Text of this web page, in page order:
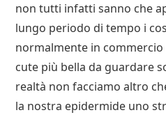
non tutti infatti sanno che
lungo periodo di tempo i
normalmente in
cute più bella da guardare
realtà non facciamo altro
la nostra epidermide uno